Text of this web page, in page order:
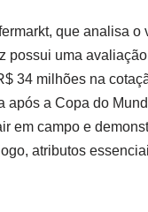
que analisa o
possui uma
34 milhões na
após a Copa do
em campo e
atributos